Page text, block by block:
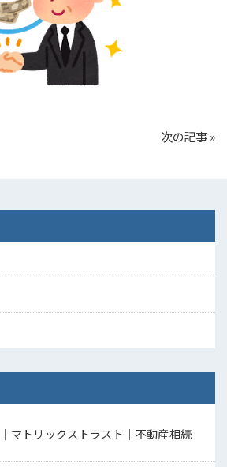
次の記事»
マトリックストラスト｜不動産相続